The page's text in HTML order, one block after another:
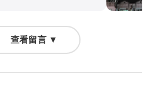
查看留言 ▼